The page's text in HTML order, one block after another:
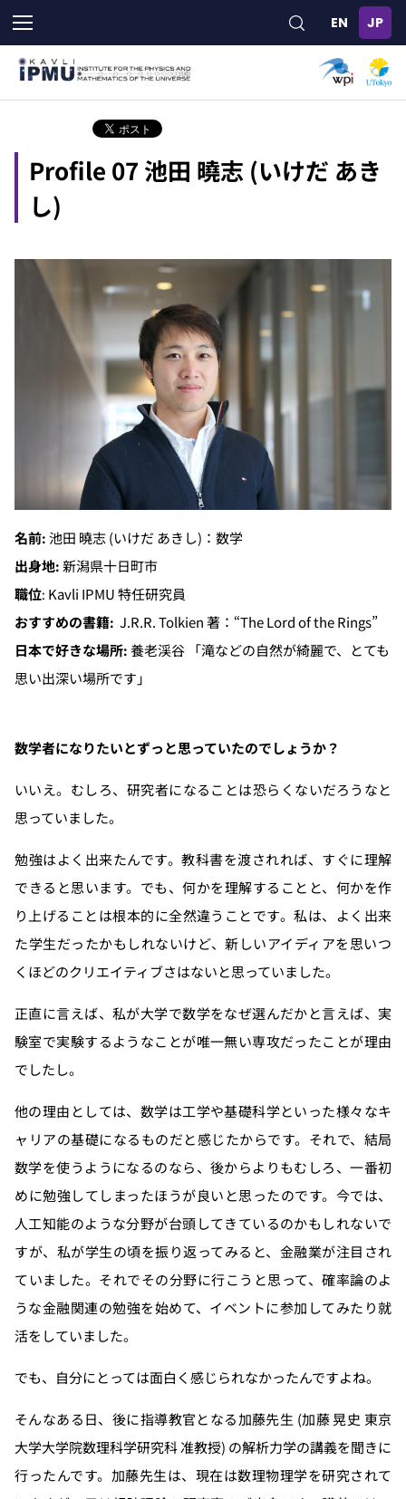
メ
イ
ン
Profile 07 池田 曉志 (いけだ あき
し)
名前: 池田 曉志 (いけだ あきし)：数学
出身地: 新潟県十日町市
職位: Kavli IPMU 特任研究員
おすすめの書籍: J.R.R. Tolkien 著：“The Lord of the Rings”
日本で好きな場所: 養老渓谷 「滝などの自然が綺麗で、とても
思い出深い場所です」
数学者になりたいとずっと思っていたのでしょうか？
いいえ。むしろ、研究者になることは恐らくないだろうなと
思っていました。
勉強はよく出来たんです。教科書を渡されれば、すぐに理解
できると思います。でも、何かを理解することと、何かを作
り上げることは根本的に全然違うことです。私は、よく出来
た学生だったかもしれないけど、新しいアイディアを思いつ
くほどのクリエイティブさはないと思っていました。
正直に言えば、私が大学で数学をなぜ選んだかと言えば、実
験室で実験するようなことが唯一無い専攻だったことが理由
でしたし。
他の理由としては、数学は工学や基礎科学といった様々なキ
ャリアの基礎になるものだと感じたからです。それで、結局
数学を使うようになるのなら、後からよりもむしろ、一番初
めに勉強してしまったほうが良いと思ったのです。今では、
人工知能のような分野が台頭してきているのかもしれないで
すが、私が学生の頃を振り返ってみると、金融業が注目され
ていました。それでその分野に行こうと思って、確率論のよ
うな金融関連の勉強を始めて、イベントに参加してみたり就
活をしていました。
でも、自分にとっては面白く感じられなかったんですよね。
そんなある日、後に指導教官となる加藤先生 (加藤 晃史 東京
大学大学院数理科学研究科 准教授) の解析力学の講義を聞きに
行ったんです。加藤先生は、現在は数理物理学を研究されて